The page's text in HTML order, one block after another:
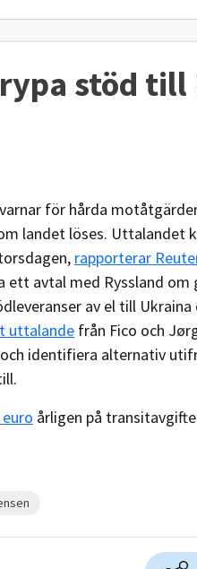
stöd till
för hårda
landet löses. Uttalandet
rapporterar
avtal med Ryssland
av el till
uttalande från Fico och
identifiera alternativ
årligen på